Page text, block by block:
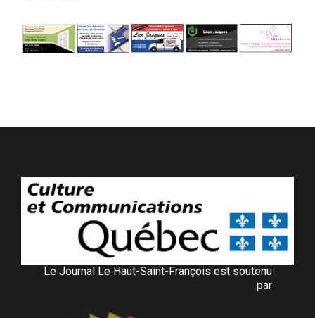
Le Journal Le Haut-Saint-François est soutenu
par